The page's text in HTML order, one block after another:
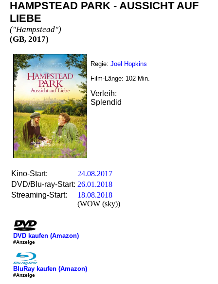
HAMPSTEAD PARK - AUSSICHT AUF
LIEBE
("Hampstead")
(GB, 2017)
Regie: Joel Hopkins
Film-Länge: 102 Min.
Verleih:
Splendid
Kino-Start:
24.08.2017
DVD/Blu-ray-Start: 26.01.2018
Streaming-Start:
18.08.2018
(WOW (sky))
DVD kaufen (Amazon)
#Anzeige
BluRay kaufen (Amazon)
#Anzeige